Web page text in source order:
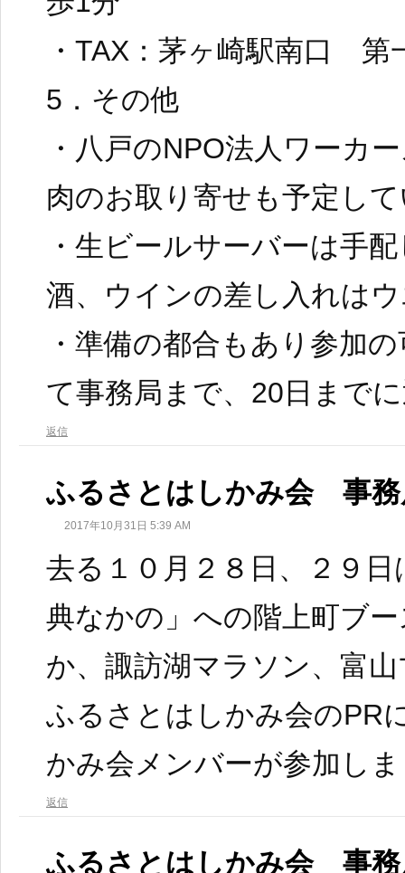
・TAX：茅ヶ崎駅南口 第
5．その他
・八戸のNPO法人ワーカ
肉のお取り寄せも予定し
・生ビールサーバーは手
酒、ウインの差し入れは
・準備の都合もあり参加
て事務局まで、20日まで
返信
ふるさとはしかみ会 事務
2017年10月31日 5:39 AM
去る１０月２８日、２９
典なかの」への階上町ブ
か、諏訪湖マラソン、富
ふるさとはしかみ会のPR
かみ会メンバーが参加し
返信
ふるさとはしかみ会 事務